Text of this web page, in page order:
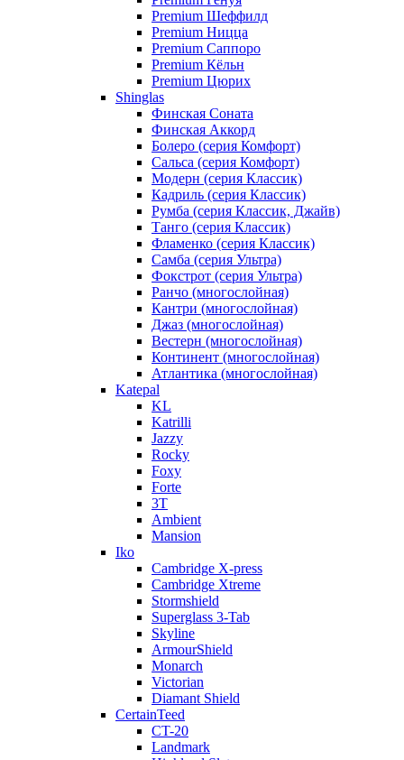
Premium Шеффилд
Premium Ницца
Premium Саппоро
Premium Кёльн
Premium Цюрих
Shinglas
Финская Соната
Финская Аккорд
Болеро (серия Комфорт)
Сальса (серия Комфорт)
Модерн (серия Классик)
Кадриль (серия Классик)
Румба (серия Классик, Джайв)
Танго (серия Классик)
Фламенко (серия Классик)
Самба (серия Ультра)
Фокстрот (серия Ультра)
Ранчо (многослойная)
Кантри (многослойная)
Джаз (многослойная)
Вестерн (многослойная)
Континент (многослойная)
Атлантика (многослойная)
Katepal
KL
Katrilli
Jazzy
Rocky
Foxy
Forte
3T
Ambient
Mansion
Iko
Cambridge X-press
Cambridge Xtreme
Stormshield
Superglass 3-Tab
Skyline
ArmourShield
Monarch
Victorian
Diamant Shield
CertainTeed
CT-20
Landmark